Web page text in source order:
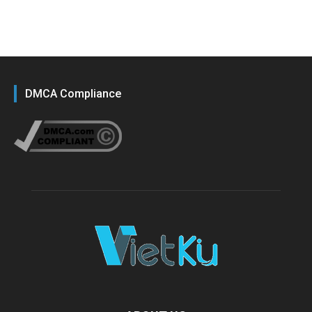
DMCA Compliance